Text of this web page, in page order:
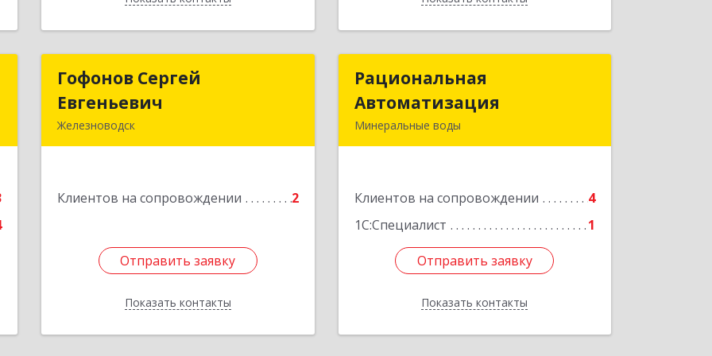
Гофонов Сергей
Евгеньевич
Железноводск
Клиентов на сопровождении 2
Отправить заявку
Показать контакты
Гофонов Сергей
Отправить заявку
Назад
Рациональная
Автоматизация
Минеральные воды
Клиентов на сопровождении
4
1С:Специалист
1
Отправить заявку
Показать контакты
Рациональная
Автоматизация
домовладение № 9, корпус 1
Отправить заявку
Назад